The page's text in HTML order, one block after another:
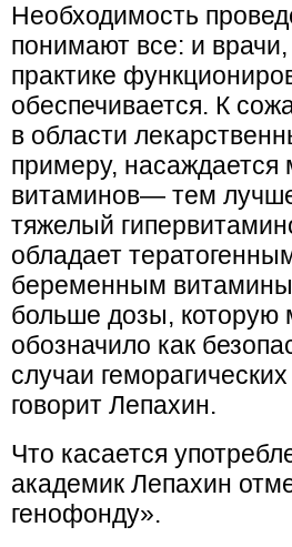
Необходимость
понимают все: и
практике
обеспечивается. К
в области
примеру,
витаминов— тем
тяжелый
обладает
беременным
больше дозы, которую
обозначило как
случаи
говорит Лепахин.
Что касается
академик Лепахин
генофонду».